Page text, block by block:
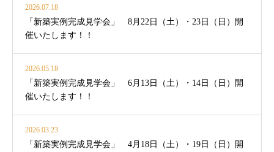
2026.07.18
「新築実例完成見学会」 8月22日（土）・23日（日）開
催いたします！！
2026.05.18
「新築実例完成見学会」 6月13日（土）・14日（日）開
催いたします！！
2026.03.23
「新築実例完成見学会」 4月18日（土）・19日（日）開